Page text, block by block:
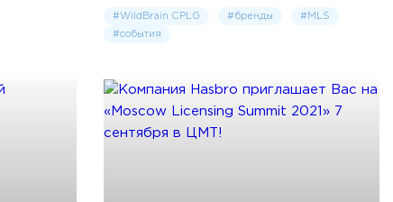
#WildBrain CPLG #бренды
#MLS
#события